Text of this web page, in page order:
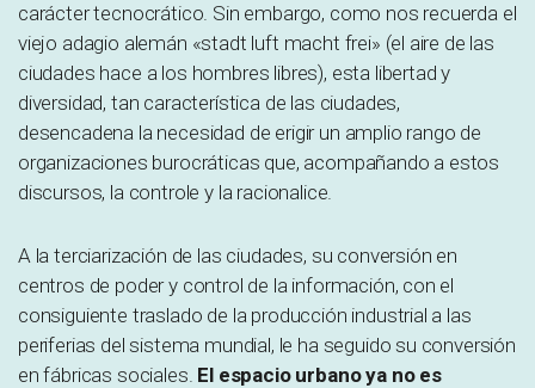
carácter tecnocrático. Sin embargo, como nos recuerda el
viejo adagio alemán «stadt luft macht frei» (el aire de las
ciudades hace a los hombres libres), esta libertad y
diversidad, tan característica de las ciudades,
desencadena la necesidad de erigir un amplio rango de
organizaciones burocráticas que, acompañando a estos
discursos, la controle y la racionalice.
A la terciarización de las ciudades, su conversión en
centros de poder y control de la información, con el
consiguiente traslado de la producción industrial a las
periferias del sistema mundial, le ha seguido su conversión
en fábricas sociales. El espacio urbano ya no es